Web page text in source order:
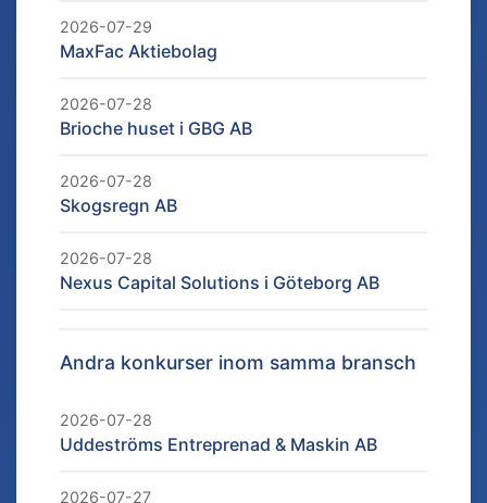
2026-07-29
MaxFac Aktiebolag
2026-07-28
Brioche huset i GBG AB
2026-07-28
Skogsregn AB
2026-07-28
Nexus Capital Solutions i Göteborg AB
Andra konkurser inom samma bransch
2026-07-28
Uddeströms Entreprenad & Maskin AB
2026-07-27